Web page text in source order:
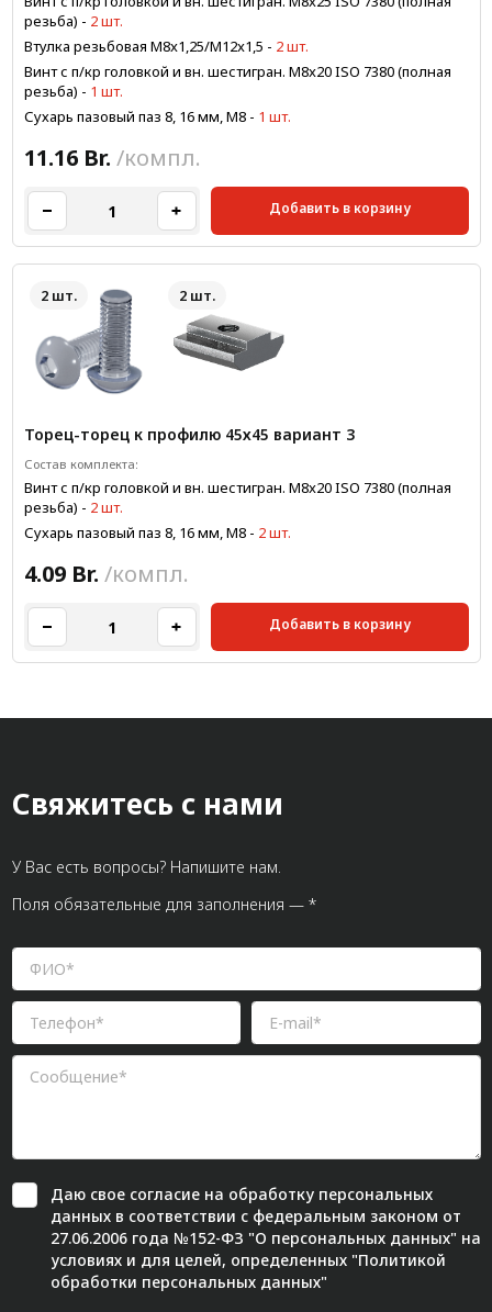
резьба) - 2 шт.
Втулка резьбовая М8x1,25/М12x1,5 - 2 шт.
Винт с п/кр головкой и вн. шестигран. М8x20 ISO 7380 (полная
резьба) - 1 шт.
Сухарь пазовый паз 8, 16 мм, М8- 1 шт.
11.16 Br. /компл.
Добавить в корзину
2 шт. 2 шт.
Торец-торец к профилю 45х45 вариант 3
Состав комплекта:
Винт с п/кр головкой и вн. шестигран. М8x20 ISO 7380 (полная
резьба) - 2 шт.
Сухарь пазовый паз 8, 16 мм, М8- 2 шт.
4.09 Br. /компл.
Добавить в корзину
Свяжитесь с нами
У Вас есть вопросы? Напишите нам.
Поля обязательные для заполнения — *
Даю свое согласиена обработку персональных
данных в соответствии с федеральным законом от
27.06.2006 года №152-ФЗ "О персональных данных" на
условиях и для целей, определенных "Политикой
обработки персональных данных"